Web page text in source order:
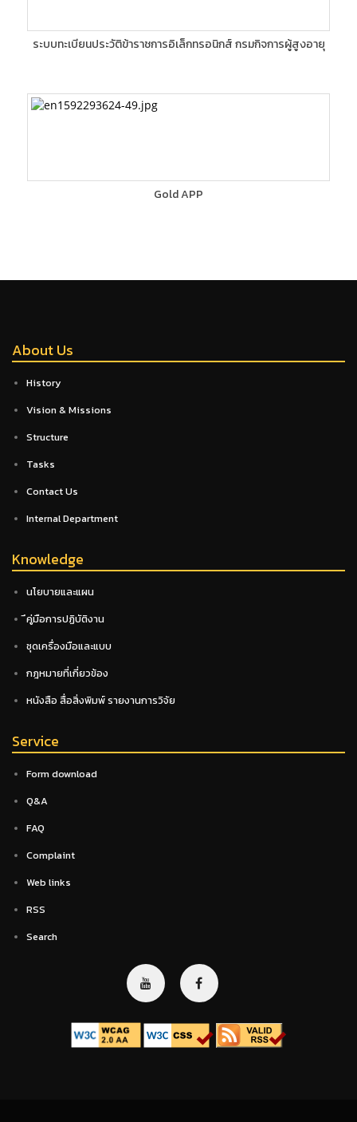
ระบบทะเบียนประวัติข้าราชการอิเล็กทรอนิกส์ กรมกิจการผู้สูงอายุ
Gold APP
About Us
History
Vision & Missions
Structure
Tasks
Contact Us
Internal Department
Knowledge
นโยบายและแผน
ึคู่มือการปฏิบัติงาน
ชุดเครื่องมือและแบบ
กฎหมายที่เกี่ยวข้อง
หนังสือ สื่อสิ่งพิมพ์ รายงานการวิจัย
Service
Form download
Q&A
FAQ
Complaint
Web links
RSS
Search